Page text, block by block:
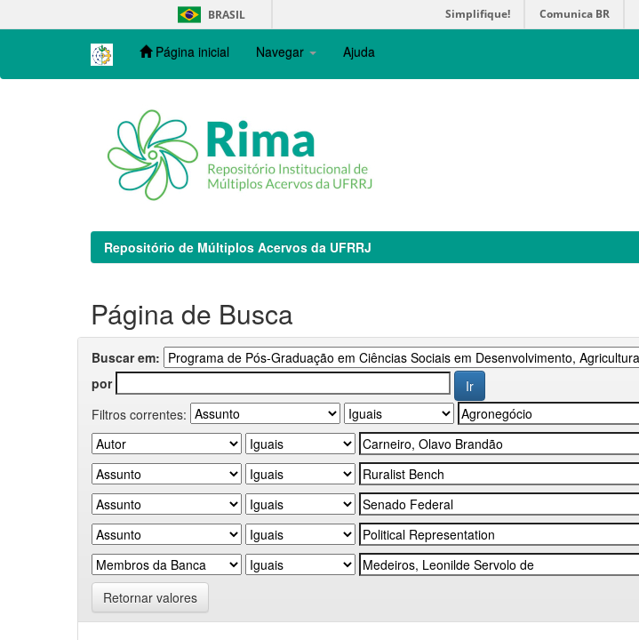
navigation
BRASIL Simplifique! Comunica BR
Página inicial Navegar Ajuda
Repositório de Múltiplos Acervos da UFRRJ
Página de Busca
Buscar em:
por
Filtros correntes:
Retornar valores